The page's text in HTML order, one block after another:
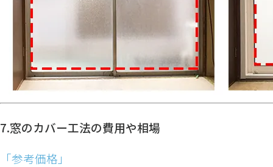
7.窓のカバー工法の費用や相場
「参考価格」